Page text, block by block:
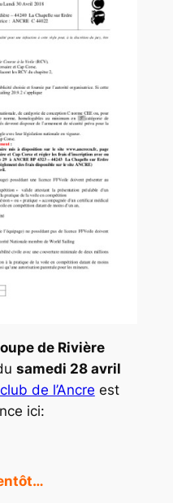
de Rivière
samedi 28 avril
club de l’Ancre est
ici: